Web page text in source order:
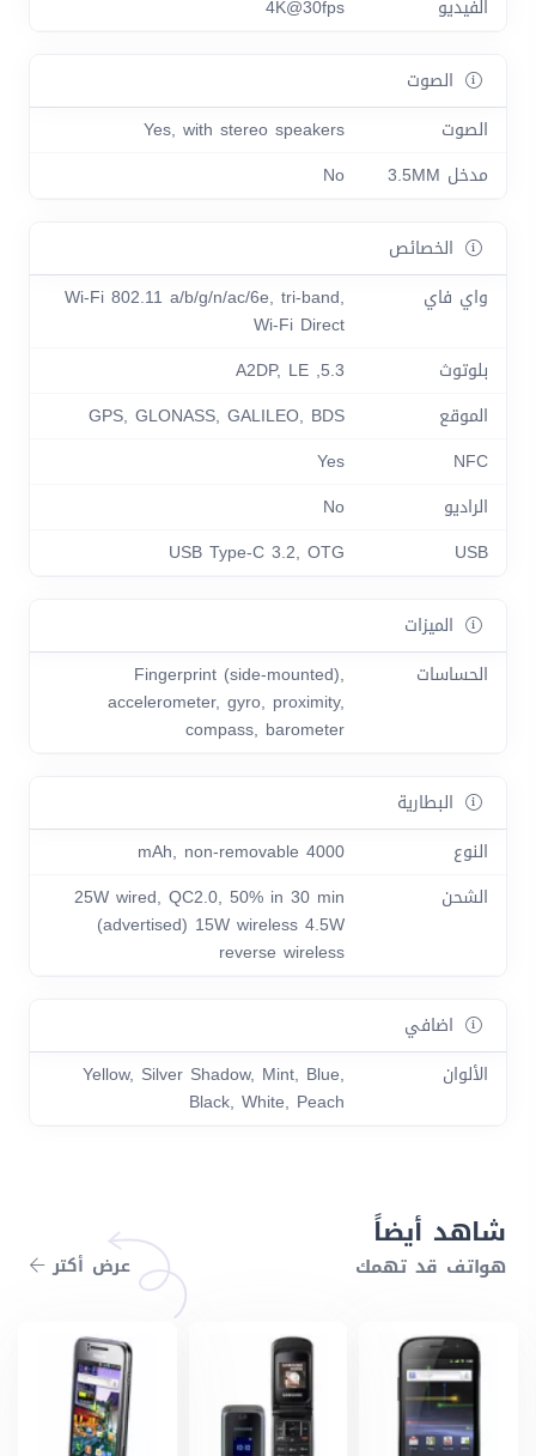
الفيديو 4K@30fps
الصوت
الصوت
Yes, with stereo speakers
مدخل 3.5MM
No
الخصائص
واي فاي
Wi-Fi 802.11 a/b/g/n/ac/6e, tri-band,
Wi-Fi Direct
بلوتوث
5.3, A2DP, LE
الموقع
GPS, GLONASS, GALILEO, BDS
NFC
Yes
الراديو
No
USB
USB Type-C 3.2, OTG
الميزات
الحساسات
Fingerprint (side-mounted),
accelerometer, gyro, proximity,
compass, barometer
البطارية
النوع
4000 mAh, non-removable
الشحن
25W wired, QC2.0, 50% in 30 min
(advertised) 15W wireless 4.5W
reverse wireless
اضافي
الألوان
Yellow, Silver Shadow, Mint, Blue,
Black, White, Peach
شاهد أيضاً
هواتف قد تهمك عرض أكتر